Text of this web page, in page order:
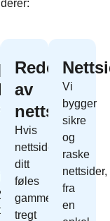
Redesign
av
nettside
Hvis
nettside
ditt
føles
gammelt,
tregt
Vi
bygger
sikre
og
raske
nettsider,
fra
en